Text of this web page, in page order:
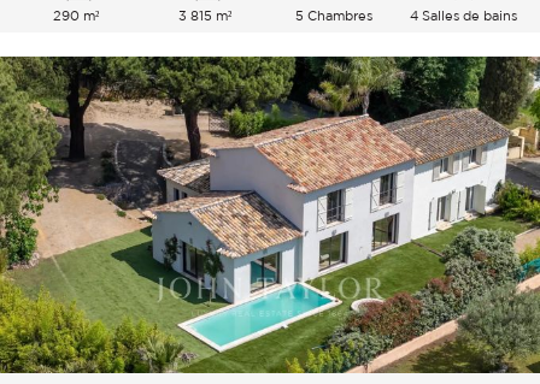
290 m² 3 815 m² 5 Chambres 4 Salles de bains